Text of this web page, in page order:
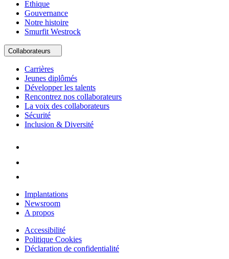
Ethique
Gouvernance
Notre histoire
Smurfit Westrock
Collaborateurs
Carrières
Jeunes diplômés
Développer les talents
Rencontrez nos collaborateurs
La voix des collaborateurs
Sécurité
Inclusion & Diversité
Implantations
Newsroom
A propos
Accessibilité
Politique Cookies
Déclaration de confidentialité